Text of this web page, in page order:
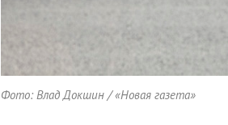
Фото: Влад Докшин / «Новая газета»